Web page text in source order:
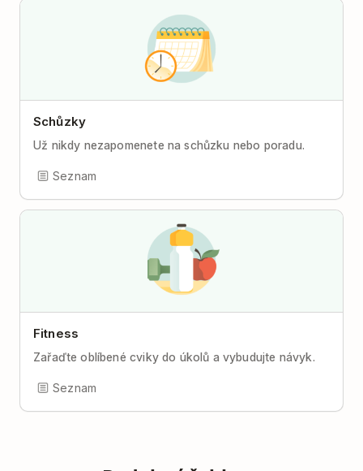
Schůzky
Už nikdy nezapomenete na schůzku nebo poradu.
Seznam
Fitness
Zařaďte oblíbené cviky do úkolů a vybudujte návyk.
Seznam